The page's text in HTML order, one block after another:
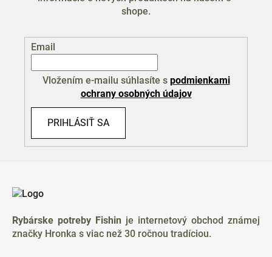
shope.
Email
Vložením e-mailu súhlasíte s podmienkami
ochrany osobných údajov
PRIHLÁSIŤ SA
Rybárske potreby Fishin je internetový obchod známej
značky Hronka s viac než 30 ročnou tradíciou.